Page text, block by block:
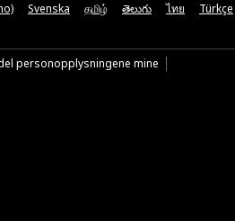
Svenska தமிழ் తెలుగు ไทย Türkçe
personopplysningene mine